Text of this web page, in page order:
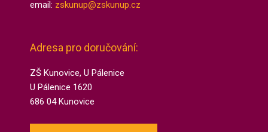
email: zskunup@zskunup.cz
Adresa pro doručování:
ZŠ Kunovice, U Pálenice
U Pálenice 1620
686 04 Kunovice